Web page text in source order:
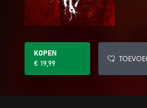
KOPEN
€ 19,99